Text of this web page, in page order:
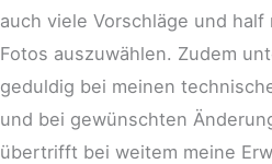
auch viele Vorschläge und
Fotos auszuwählen. Zudem
geduldig bei meinen
und bei gewünschten
übertrifft bei weitem meine